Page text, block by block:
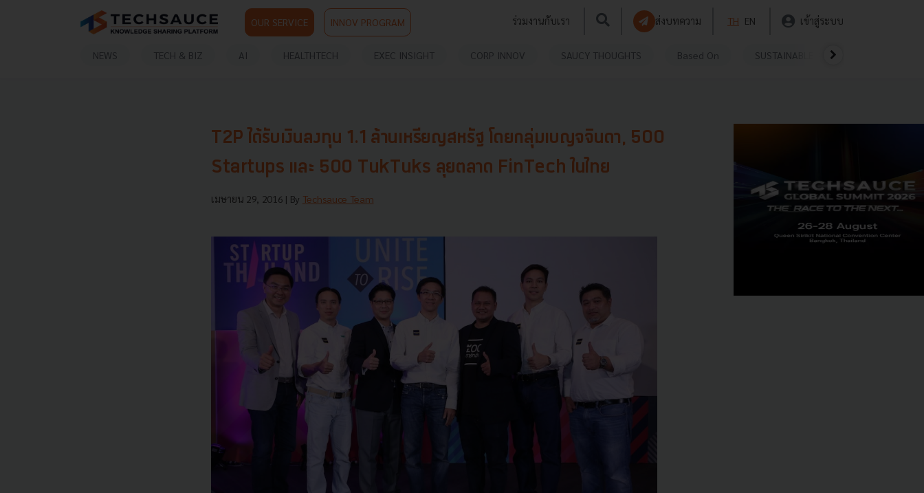
OUR SERVICE INNOV PROGRAM ร่วมงานกับเรา ส่งบทความ TH EN เข้าสู่ระบบ
NEWS TECH & BIZ AI HEALTHTECH EXEC INSIGHT CORP INNOV SAUCY THOUGHTS Based On SUSTAINABLE
T2P ได้รับเงินลงทุน 1.1 ล้านเหรียญสหรัฐ โดยกลุ่มเบญจจินดา, 500
Startups และ 500 TukTuks ลุยตลาด FinTech ในไทย
เมษายน 29, 2016 | By Techsauce Team